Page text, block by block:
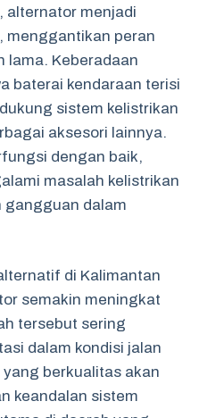
alternator menjadi
menggantikan peran
lama. Keberadaan
baterai kendaraan terisi
sistem kelistrikan
aksesori lainnya.
dengan baik,
masalah kelistrikan
gangguan dalam
di Kalimantan
semakin meningkat
tersebut sering
dalam kondisi jalan
berkualitas akan
keandalan sistem